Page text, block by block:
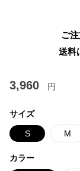
ご
送料
3,960 円
サイズ
S M
カラー